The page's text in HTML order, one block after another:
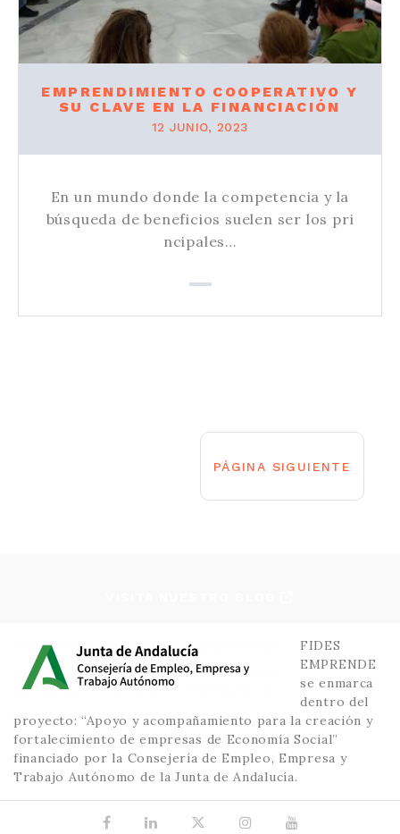
EMPRENDIMIENTO COOPERATIVO Y
SU CLAVE EN LA FINANCIACIÓN
12 JUNIO, 2023
En un mundo donde la competencia y la
búsqueda de beneficios suelen ser los pri
ncipales…
PÁGINA SIGUIENTE
FIDES
EMPRENDE
se enmarca
dentro del
proyecto: “Apoyo y acompañamiento para la creación y
fortalecimiento de empresas de Economía Social”
financiado por la Consejería de Empleo, Empresa y
Trabajo Autónomo de la Junta de Andalucía.
FacebookLinkedin X.com InstagramYouTube